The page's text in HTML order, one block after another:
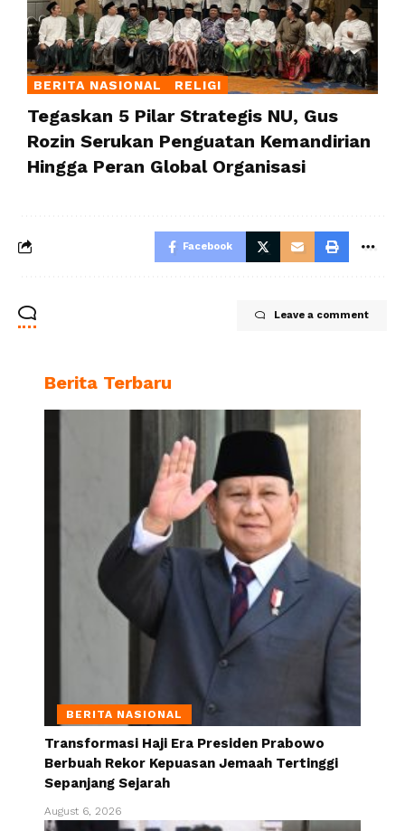
BERITA NASIONAL RELIGI
Tegaskan 5 Pilar Strategis NU, Gus
Rozin Serukan Penguatan Kemandirian
Hingga Peran Global Organisasi
Facebook
Leave a comment
Berita Terbaru
BERITA NASIONAL
Transformasi Haji Era Presiden Prabowo
Berbuah Rekor Kepuasan Jemaah Tertinggi
Sepanjang Sejarah
August 6, 2026